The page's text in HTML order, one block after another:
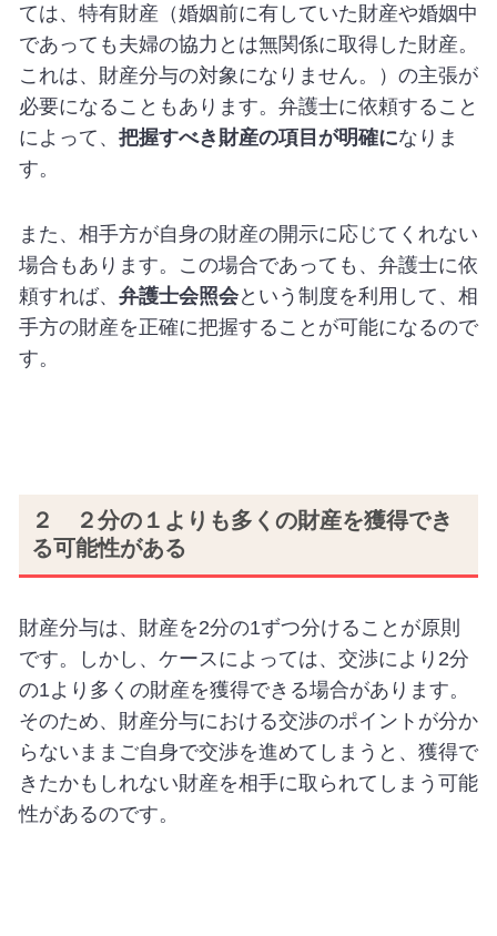
ては、特有財産（婚姻前に有していた財産や婚姻中
であっても夫婦の協力とは無関係に取得した財産。
これは、財産分与の対象になりません。）の主張が
必要になることもあります。弁護士に依頼すること
によって、 把握すべき財産の項目が明確になりま
す。
また、相手方が自身の財産の開示に応じてくれない
場合もあります。この場合であっても、弁護士に依
頼すれば、 弁護士会照会という制度を利用して、相
手方の財産を正確に把握することが可能になるので
す。
２ ２分の１よりも多くの財産を獲得でき
る可能性がある
財産分与は、財産を2分の1ずつ分けることが原則
です。しかし、ケースによっては、交渉により2分
の1より多くの財産を獲得できる場合があります。
そのため、財産分与における交渉のポイントが分か
らないままご自身で交渉を進めてしまうと、獲得で
きたかもしれない財産を相手に取られてしまう可能
性があるのです。